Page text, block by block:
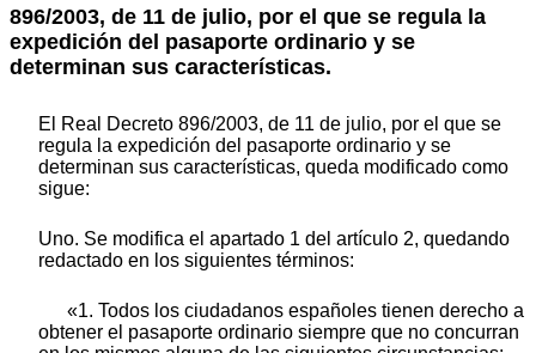
896/2003, de 11 de julio, por el que se regula la
expedición del pasaporte ordinario y se
determinan sus características.
El Real Decreto 896/2003, de 11 de julio, por el que se
regula la expedición del pasaporte ordinario y se
determinan sus características, queda modificado como
sigue:
Uno. Se modifica el apartado 1 del artículo 2, quedando
redactado en los siguientes términos:
«1. Todos los ciudadanos españoles tienen derecho a
obtener el pasaporte ordinario siempre que no concurran